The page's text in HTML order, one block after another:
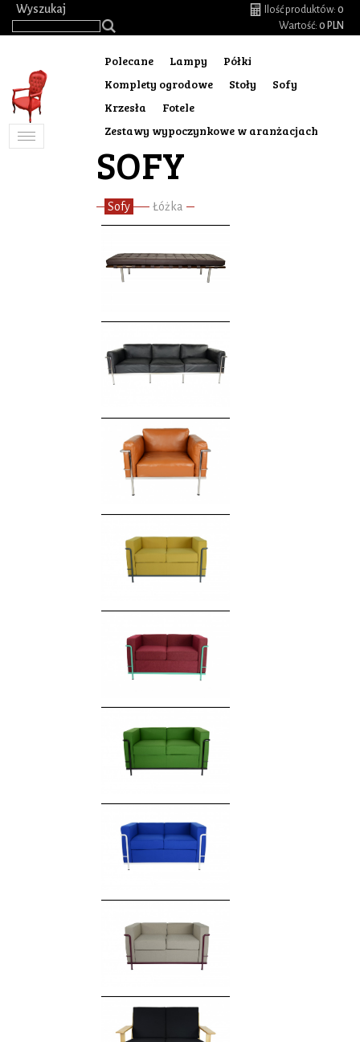
Wyszukaj Ilość produktów: 0
Wartość: 0 PLN
Toggle
Polecane Lampy
Półki
Komplety ogrodowe
Stoły
Sofy
Krzesła
Fotele
Zestawy wypoczynkowe w aranżacjach
SOFY
Sofy Łóżka